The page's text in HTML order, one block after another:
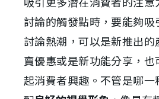
討論的觸發點時，要能夠
討論熱潮，可以是新推出
賣優惠或是新功能分享，也
起消費者興趣。不管是哪